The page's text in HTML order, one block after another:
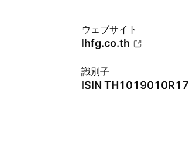
ウェブサイト
lhfg.co.th
識別子
ISIN TH1019010R17